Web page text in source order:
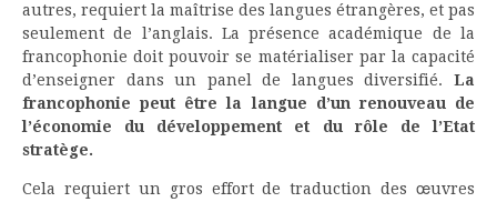
autres, requiert la maîtrise des langues étrangères, et pas
seulement de l’anglais. La présence académique de la
francophonie doit pouvoir se matérialiser par la capacité
d’enseigner dans un panel de langues diversifié. La
francophonie peut être la langue d’un renouveau de
l’économie du développement et du rôle de l’Etat
stratège.
Cela requiert un gros effort de traduction des œuvres